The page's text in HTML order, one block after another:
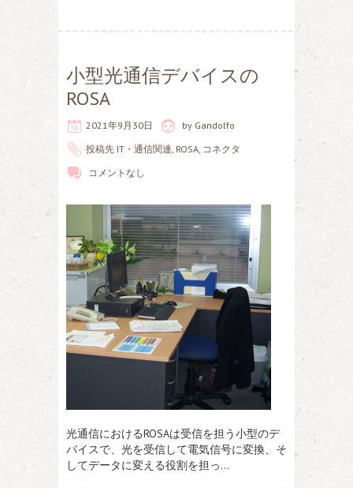
小型光通信デバイスの
ROSA
2021年9月30日 by Gandolfo
投稿先 IT・通信関連 ROSA コネクタ
コメントなし
光通信におけるROSAは受信を担う小型のデ
バイスで、光を受信して電気信号に変換、そ
してデータに変える役割を担っ…